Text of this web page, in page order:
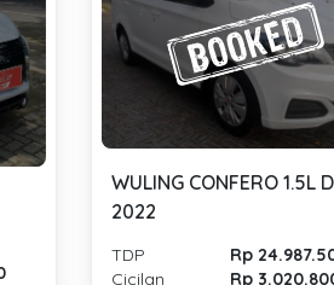
WULING CONFERO 1.5L
2022
TDP
Rp
Cicilan
Rp